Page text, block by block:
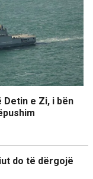
e Zi, i bën
do të dërgojë